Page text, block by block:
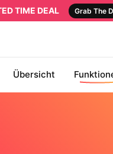
TIME DEAL Grab The
Übersicht